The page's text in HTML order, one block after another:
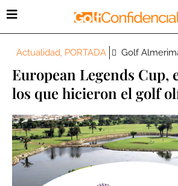
Actualidad, PORTADA Golf
European Legends Cup,
los que hicieron el golf